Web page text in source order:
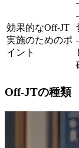
効果的なOff-JT
実施のためのポ
イント
Off-JTの種類